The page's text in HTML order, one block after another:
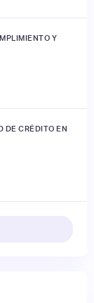
Y
DE CRÉDITO EN